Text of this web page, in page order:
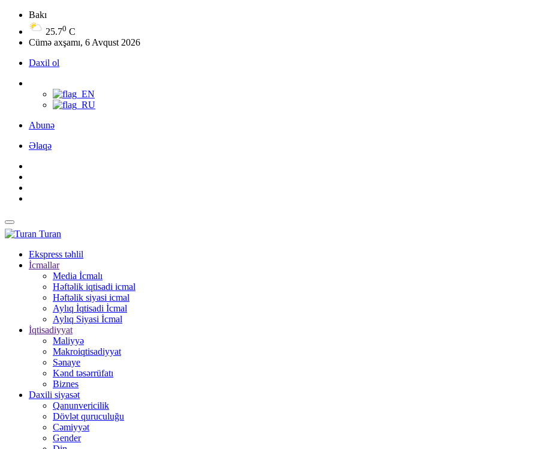
Bakı
25.70 C
Cümə axşamı, 6 Avqust 2026
Daxil ol
Abunə
Əlaqə
Turan
Ekspress təhlil
İcmallar
Media İcmalı
Həftəlik iqtisadi icmal
Həftəlik siyasi icmal
Aylıq İqtisadi İcmal
Aylıq Siyasi İcmal
İqtisadiyyat
Maliyyə
Makroiqtisadiyyat
Sənaye
Kənd təsərrüfatı
Biznes
Daxili siyasət
Qanunvericilik
Dövlət quruculuğu
Cəmiyyət
Gender